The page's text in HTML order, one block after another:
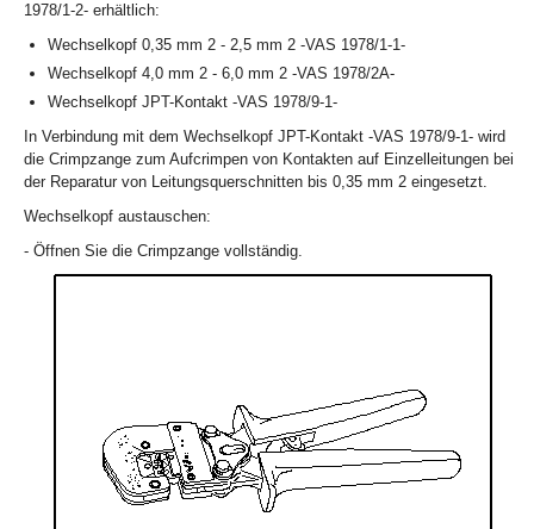
1978/1-2- erhältlich:
Wechselkopf 0,35 mm 2 - 2,5 mm 2 -VAS 1978/1-1-
Wechselkopf 4,0 mm 2 - 6,0 mm 2 -VAS 1978/2A-
Wechselkopf JPT-Kontakt -VAS 1978/9-1-
In Verbindung mit dem Wechselkopf JPT-Kontakt -VAS 1978/9-1- wird
die Crimpzange zum Aufcrimpen von Kontakten auf Einzelleitungen bei
der Reparatur von Leitungsquerschnitten bis 0,35 mm 2 eingesetzt.
Wechselkopf austauschen:
- Öffnen Sie die Crimpzange vollständig.